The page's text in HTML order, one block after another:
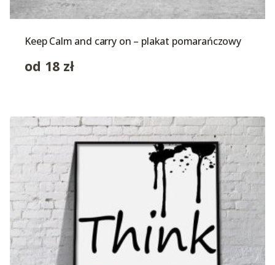
Keep Calm and carry on – plakat pomarańczowy
od 18 zł